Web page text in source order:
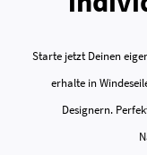
Starte jetzt Deinen
erhalte in
Designern.